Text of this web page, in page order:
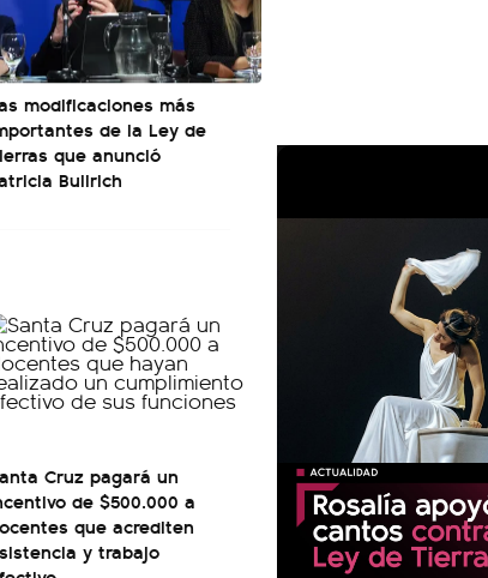
modificaciones más
de la Ley de
que anunció
Bullrich
Cruz pagará un
de $500.000 a
que acrediten
y trabajo